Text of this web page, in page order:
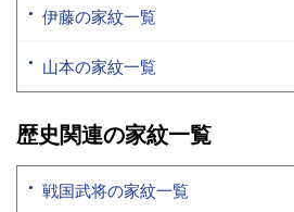
伊藤の家紋一覧
山本の家紋一覧
歴史関連の家紋一覧
戦国武将の家紋一覧